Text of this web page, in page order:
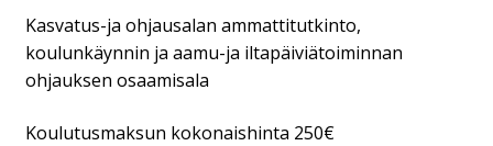
Kasvatus-ja ohjausalan ammattitutkinto,
koulunkäynnin ja aamu-ja iltapäiviätoiminnan
ohjauksen osaamisala
Koulutusmaksun kokonaishinta 250€